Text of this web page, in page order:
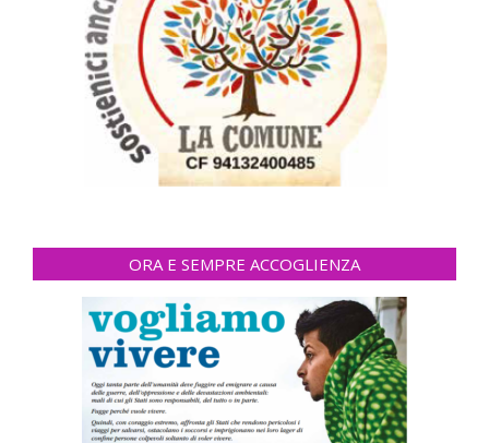
ORA E SEMPRE ACCOGLIENZA